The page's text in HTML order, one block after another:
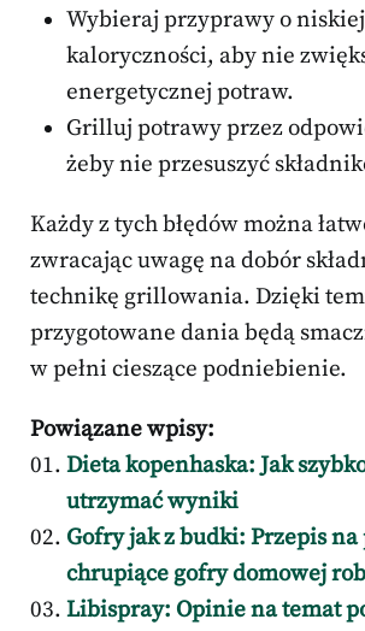
Wybieraj przyprawy o niskiej
kaloryczności, aby nie
energetycznej potraw.
Grilluj potrawy przez
żeby nie przesuszyć
Każdy z tych błędów można
zwracając uwagę na dobór
technikę grillowania. Dzięki
przygotowane dania będą
w pełni cieszące podniebienie.
Powiązane wpisy:
Dieta kopenhaska: Jak
utrzymać wyniki
Gofry jak z budki: Przepis na
chrupiące gofry domowej
Libispray: Opinie na temat